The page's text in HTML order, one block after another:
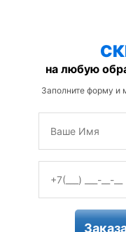
на любую
Заполните форму и